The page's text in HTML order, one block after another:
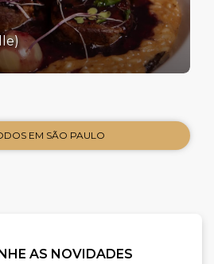
EM SÃO PAULO
AS NOVIDADES